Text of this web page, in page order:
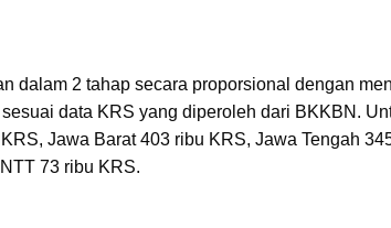
dalam 2 tahap secara proporsional dengan
data KRS yang diperoleh dari BKKBN.
Jawa Barat 403 ribu KRS, Jawa Tengah
73 ribu KRS.